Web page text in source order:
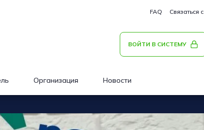
FAQ Связаться с
ВОЙТИ В СИСТЕМУ
Организация Новости